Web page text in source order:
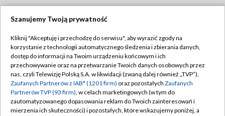
TVP
Abonament TVP
Emisja w TVP
Centrum informacji TVP
Naziemna Telewizja Cyfrowa
Regulamin TVP
Polityka prywatności
Moje zgody
Szanujemy Twoją prywatność
Kliknij "Akceptuję i przechodzę do serwisu", aby wyrazić zgody na
korzystanie z technologii automatycznego śledzenia i zbierania danych,
dostęp do informacji na Twoim urządzeniu końcowym i ich
przechowywanie oraz na przetwarzanie Twoich danych osobowych przez
nas, czyli Telewizję Polską S.A. w likwidacji (zwaną dalej również „TVP”),
Zaufanych Partnerów z IAB* (1201 firm) oraz pozostałych Zaufanych
Partnerów TVP (93 firm), w celach marketingowych (w tym do
zautomatyzowanego dopasowania reklam do Twoich zainteresowań i
mierzenia ich skuteczności) i pozostałych, które wskazujemy poniżej, a